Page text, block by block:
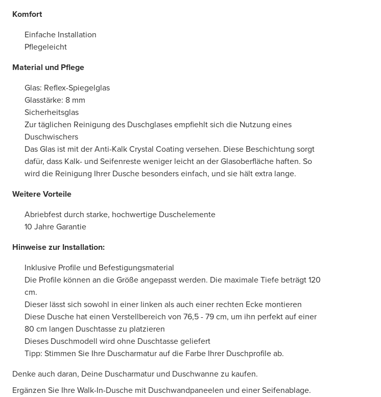
Komfort
Einfache Installation
Pflegeleicht
Material und Pflege
Glas: Reflex-Spiegelglas
Glasstärke: 8 mm
Sicherheitsglas
Zur täglichen Reinigung des Duschglases empfiehlt sich die Nutzung eines
Duschwischers
Das Glas ist mit der Anti-Kalk Crystal Coating versehen. Diese Beschichtung sorgt
dafür, dass Kalk- und Seifenreste weniger leicht an der Glasoberfläche haften. So
wird die Reinigung Ihrer Dusche besonders einfach, und sie hält extra lange.
Weitere Vorteile
Abriebfest durch starke, hochwertige Duschelemente
10 Jahre Garantie
Hinweise zur Installation:
Inklusive Profile und Befestigungsmaterial
Die Profile können an die Größe angepasst werden. Die maximale Tiefe beträgt 120
cm.
Dieser lässt sich sowohl in einer linken als auch einer rechten Ecke montieren
Diese Dusche hat einen Verstellbereich von 76,5 - 79 cm, um ihn perfekt auf einer
80 cm langen Duschtasse zu platzieren
Dieses Duschmodell wird ohne Duschtasse geliefert
Tipp: Stimmen Sie Ihre Duscharmatur auf die Farbe Ihrer Duschprofile ab.
Denke auch daran, Deine Duscharmatur und Duschwanne zu kaufen.
Ergänzen Sie Ihre Walk-In-Dusche mit Duschwandpaneelen und einer Seifenablage.